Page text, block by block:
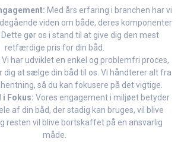
Med års erfaring i branchen har vi
viden om både, deres komponenter
gør os i stand til at give dig den mest
retfærdige pris for din båd.
Vi har udviklet en enkel og problemfri proces,
dig at sælge din båd til os. Vi håndterer alt fra
så du kan fokusere på det vigtige.
Fokus: Vores engagement i miljøet betyder
af din båd, der stadig kan bruges, vil blive
resten vil blive bortskaffet på en ansvarlig
måde.